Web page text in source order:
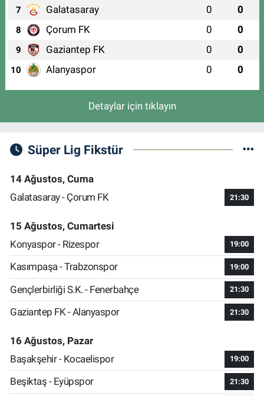
7 Galatasaray 0 0
8 Çorum FK 0 0
9 Gaziantep FK 0 0
10 Alanyaspor 0 0
Detaylar için tıklayın
Süper Lig Fikstür
14 Ağustos, Cuma
Galatasaray - Çorum FK
21:30
15 Ağustos, Cumartesi
Konyaspor - Rizespor
19:00
Kasımpaşa - Trabzonspor 19:00
Gençlerbirliği S.K. - Fenerbahçe 21:30
Gaziantep FK - Alanyaspor 21:30
16 Ağustos, Pazar
Başakşehir - Kocaelispor
19:00
Beşiktaş - Eyüpspor 21:30